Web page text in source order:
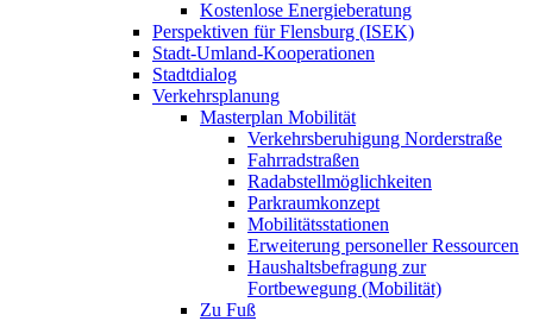
Kostenlose Energieberatung
Perspektiven für Flensburg (ISEK)
Stadt-Umland-Kooperationen
Stadtdialog
Verkehrsplanung
Masterplan Mobilität
Verkehrsberuhigung Norderstraße
Fahrradstraßen
Radabstellmöglichkeiten
Parkraumkonzept
Mobilitätsstationen
Erweiterung personeller Ressourcen
Haushaltsbefragung zur
Fortbewegung (Mobilität)
Zu Fuß